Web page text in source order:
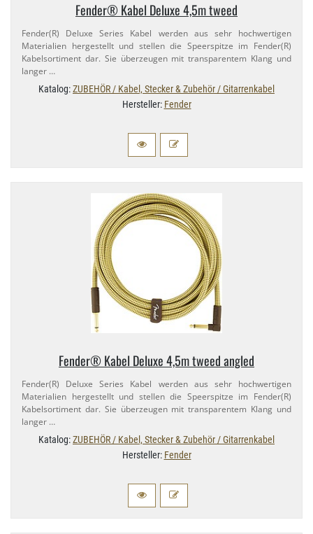
Fender® Kabel Deluxe 4,​5m tweed
Fender(R) Deluxe Series Kabel werden aus sehr hochwertigen
Materialien hergestellt und stellen die Speerspitze im Fender(R)
Kabelsortiment dar. Sie überzeugen mit transparentem Klang und
langer …
Katalog:ZUBEHÖR / Kabel, Stecker & Zubehör / Gitarrenkabel
Hersteller: Fender
Fender® Kabel Deluxe 4,​5m tweed angled
Fender(R) Deluxe Series Kabel werden aus sehr hochwertigen
Materialien hergestellt und stellen die Speerspitze im Fender(R)
Kabelsortiment dar. Sie überzeugen mit transparentem Klang und
langer …
Katalog:ZUBEHÖR / Kabel, Stecker & Zubehör / Gitarrenkabel
Hersteller: Fender